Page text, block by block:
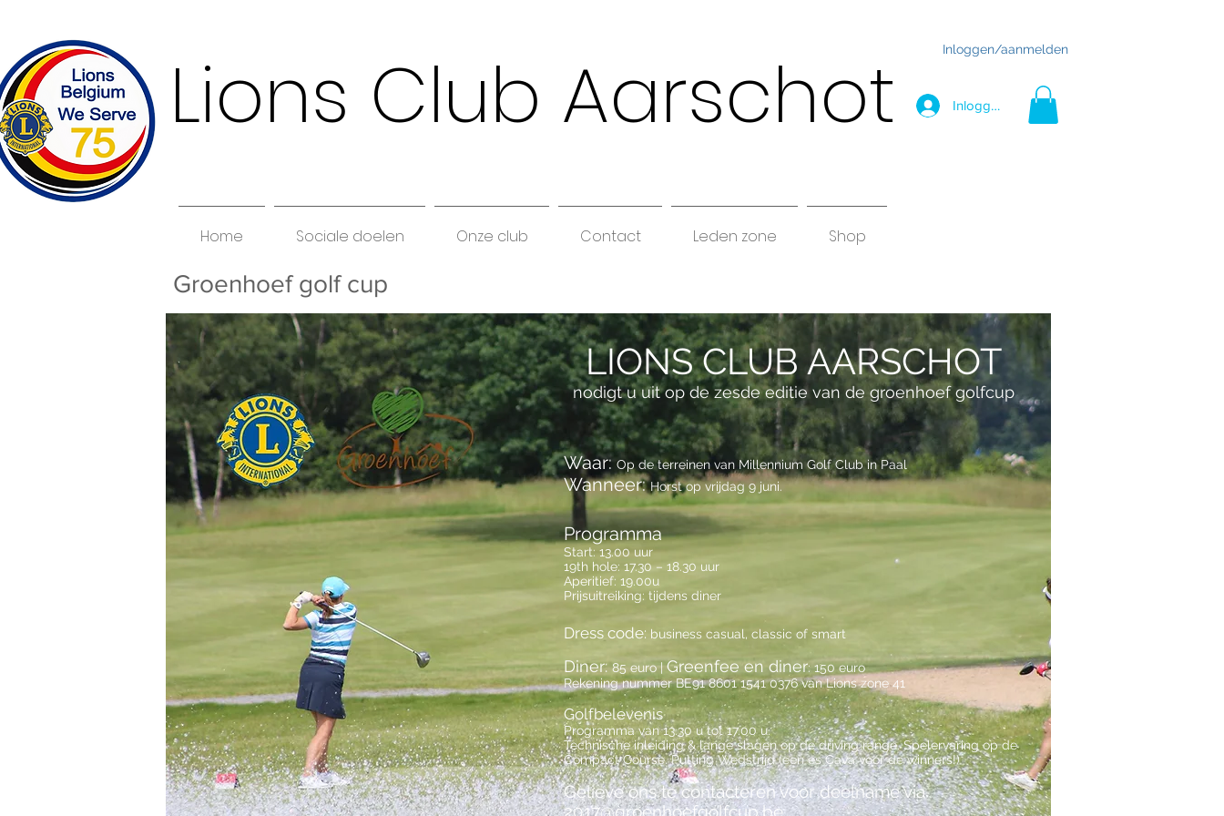
Lions Club Aarschot Inloggen/aanmelden
Inloggen
Home Sociale doelen Onze club Contact Leden zone Shop
Groenhoef golf cup
Waar: Op de terreinen van Millennium Golf Club in Paal
Wanneer:Horst op vrijdag 9 juni.
Programma
Start: 13.00 uur
19th hole: 17.30 – 18.30 uur
Aperitief: 19.00u
Prijsuitreiking: tijdens diner
Dress code: business casual, classic of smart
Diner:85 euro | Greenfee en diner: 150 euro
Rekening nummer BE91 8601 1541 0376 van Lions zone 41
Golfbelevenis
Programma van 13.30 u tot 17.00 u.
Technische inleiding & lange slagen op de driving range. Spelervaring op de
Compact Course. Putting Wedstrijd (een es Cava voor de winners!)
Gelieve ons te contacteren voor deelname via
2017@groenhoefgolfcup.be
LIONS CLUB AARSCHOT
nodigt u uit op de zesde editie van de groenhoef golfcup